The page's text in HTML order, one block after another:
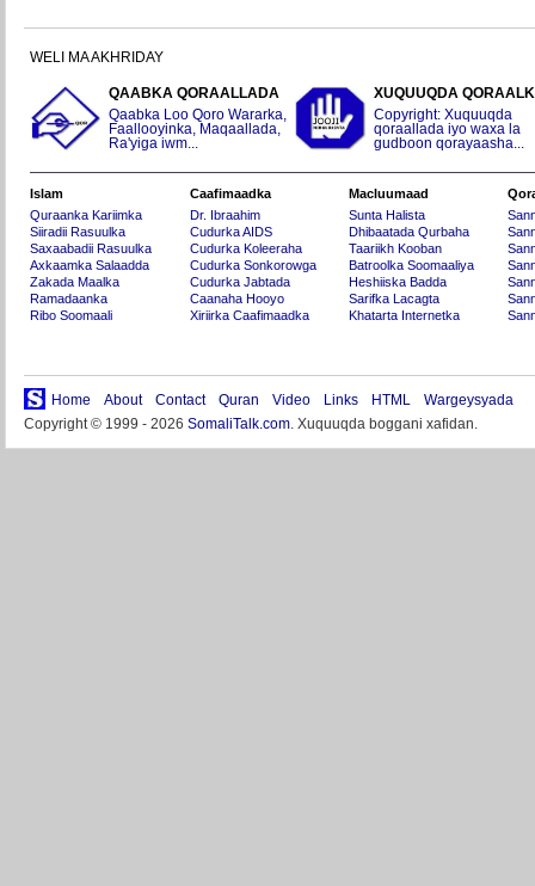
WELI MA AKHRIDAY
QAABKA QORAALLADA
Qaabka Loo Qoro Wararka,
Faallooyinka, Maqaallada,
Ra'yiga iwm...
XUQUUQDA
Copyright: Xuquuqda
qoraallada iyo waxa la
gudboon qorayaasha...
Islam
Quraanka Kariimka
Siiradii Rasuulka
Saxaabadii Rasuulka
Axkaamka Salaadda
Zakada Maalka
Ramadaanka
Ribo Soomaali
Caafimaadka
Dr. Ibraahim
Cudurka AIDS
Cudurka Koleeraha
Cudurka Sonkorowga
Cudurka Jabtada
Caanaha Hooyo
Xiriirka Caafimaadka
Macluumaad
Sunta Halista
Dhibaatada Qurbaha
Taariikh Kooban
Batroolka Soomaaliya
Heshiiska Badda
Sarifka Lacagta
Khatarta Internetka
Home About Contact Quran Video Links HTML
Wargeysyada
Copyright © 1999 - 2026 SomaliTalk.com. Xuquuqda boggani xafidan.